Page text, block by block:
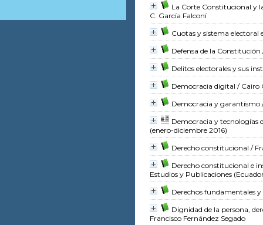
La Corte Constitucional y
C. García Falconí
Cuotas y sistema electoral
Defensa de la Constitución
Delitos electorales y sus
Democracia digital / Cairo
Democracia y garantismo
Democracia y tecnologías
(enero-diciembre 2016)
Derecho constitucional /
Derecho constitucional e
Estudios y Publicaciones
Derechos fundamentales
Dignidad de la persona,
Francisco Fernández Segado